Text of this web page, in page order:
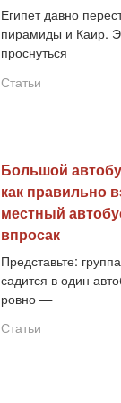
Египет давно
пирамиды и Каир.
проснуться
Статьи
Большой
как правильно
местный
впросак
Представьте:
садится в один
ровно —
Статьи